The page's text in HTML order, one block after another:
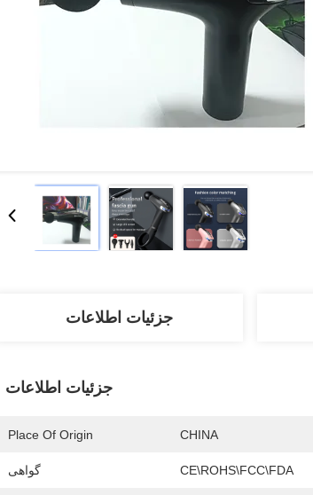
جزئیات اطلاعات
جزئیات اطلاعات
Place Of Origin CHINA
گواهی CE\ROHS\FCC\FDA